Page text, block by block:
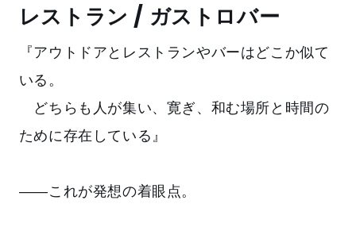
レストラン / ガストロバー
『アウトドアとレストランやバーはどこか似て
いる。
どちらも人が集い、寛ぎ、和む場所と時間の
ために存在している』
――これが発想の着眼点。